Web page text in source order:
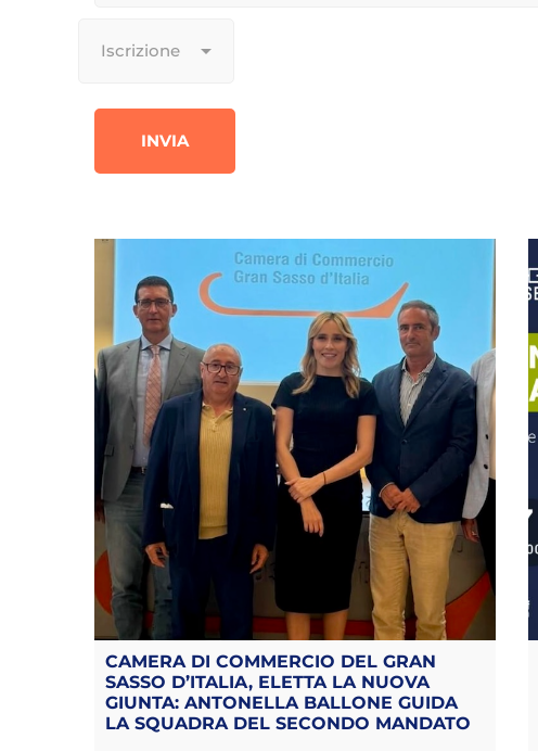
CAMERA DI COMMERCIO DEL GRAN
SASSO D’ITALIA, ELETTA LA NUOVA
GIUNTA: ANTONELLA BALLONE GUIDA
LA SQUADRA DEL SECONDO MANDATO